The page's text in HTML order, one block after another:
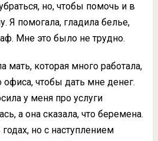
но, чтобы помочь и в
Я помогала, гладила белье,
Мне это было не трудно.
мать, которая много работала,
чтобы дать мне денег.
у меня про услуги
а она сказала, что беремена.
но с наступлением